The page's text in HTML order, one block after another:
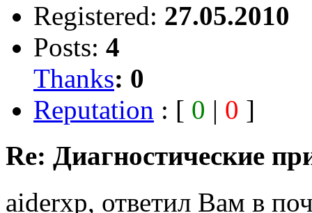
Registered: 27.05.2010
Posts: 4
Thanks: 0
Reputation : [ 0 | 0 ]
Re: Диагностические
aiderxp, ответил Вам в